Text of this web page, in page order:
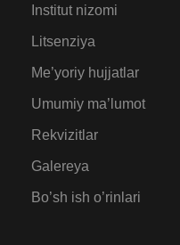
Institut nizomi
Litsenziya
Me’yoriy hujjatlar
Umumiy ma’lumot
Rekvizitlar
Galereya
Bo’sh ish o’rinlari